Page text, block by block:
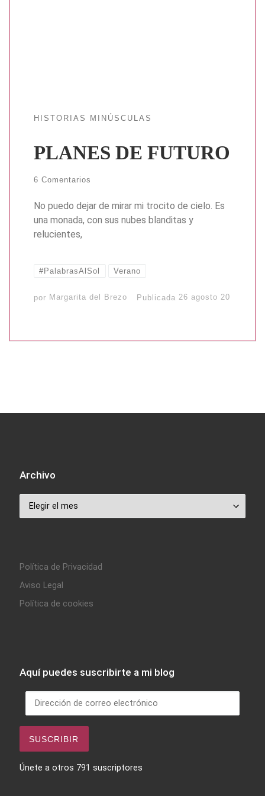
HISTORIAS MINÚSCULAS
PLANES DE FUTURO
6 Comentarios
No puedo dejar de mirar mi trocito de cielo. Es
una monada, con sus nubes blanditas y
relucientes,
#PalabrasAlSol Verano
por Margarita del Brezo Publicada 26 agosto 20
Archivo
Archivo
Política de Privacidad
Aviso Legal
Política de cookies
Aquí puedes suscribirte a mi blog
Dirección de correo electrónico
SUSCRIBIR
Únete a otros 791 suscriptores